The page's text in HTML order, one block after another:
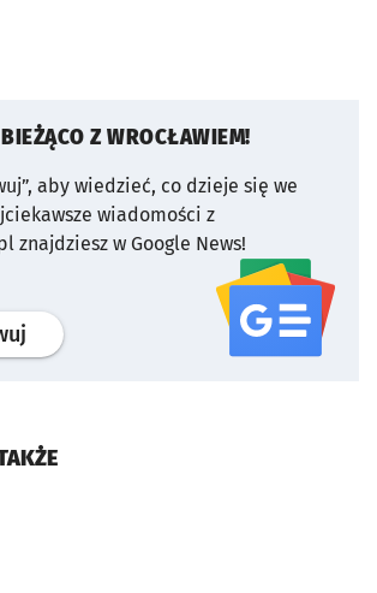
Z WROCŁAWIEM!
aby wiedzieć, co dzieje się we
wiadomości z
znajdziesz w Google News!
profil serwisu